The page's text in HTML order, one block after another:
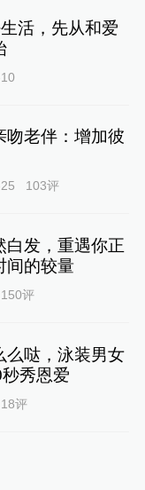
活，先从和爱
吻老伴：增加彼
103评
白发，重遇你正
间的较量
150评
么哒，泳装男女
秀恩爱
18评